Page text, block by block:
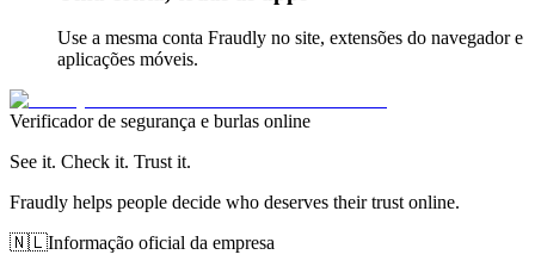
Use a mesma conta Fraudly no site, extensões do navegador e
aplicações móveis.
Verificador de segurança e burlas online
See it. Check it. Trust it.
Fraudly helps people decide who deserves their trust online.
🇳🇱Informação oficial da empresa